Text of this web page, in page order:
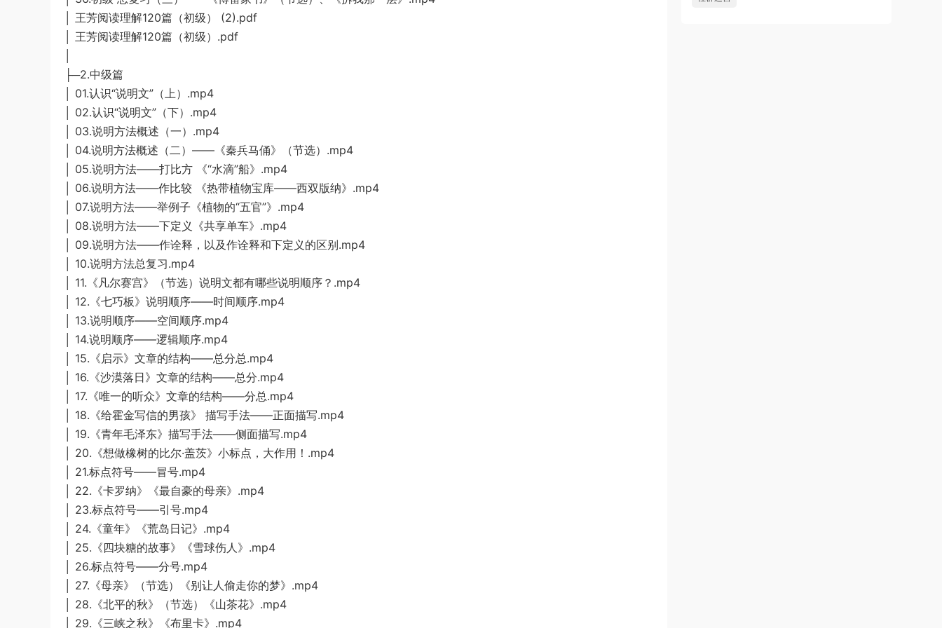
│ 王芳阅读理解120篇（初级） (2).pdf
│ 王芳阅读理解120篇（初级）.pdf
├─2.中级篇
│ 01.认识“说明文”（上）.mp4
│ 02.认识“说明文”（下）.mp4
│ 03.说明方法概述（一）.mp4
│ 04.说明方法概述（二）——《秦兵马俑》（节选）.mp4
│ 05.说明方法——打比方 《“水滴”船》.mp4
│ 06.说明方法——作比较 《热带植物宝库——西双版纳》.mp4
│ 07.说明方法——举例子《植物的“五官”》.mp4
│ 08.说明方法——下定义《共享单车》.mp4
│ 09.说明方法——作诠释，以及作诠释和下定义的区别.mp4
│ 10.说明方法总复习.mp4
│ 11.《凡尔赛宫》（节选）说明文都有哪些说明顺序？.mp4
│ 12.《七巧板》说明顺序——时间顺序.mp4
│ 13.说明顺序——空间顺序.mp4
│ 14.说明顺序——逻辑顺序.mp4
│ 15.《启示》文章的结构——总分总.mp4
│ 16.《沙漠落日》文章的结构——总分.mp4
│ 17.《唯一的听众》文章的结构——分总.mp4
│ 18.《给霍金写信的男孩》 描写手法——正面描写.mp4
│ 19.《青年毛泽东》描写手法——侧面描写.mp4
│ 20.《想做橡树的比尔·盖茨》小标点，大作用！.mp4
│ 21.标点符号——冒号.mp4
│ 22.《卡罗纳》《最自豪的母亲》.mp4
│ 23.标点符号——引号.mp4
│ 24.《童年》《荒岛日记》.mp4
│ 25.《四块糖的故事》《雪球伤人》.mp4
│ 26.标点符号——分号.mp4
│ 27.《母亲》（节选）《别让人偷走你的梦》.mp4
│ 28.《北平的秋》（节选）《山茶花》.mp4
│ 29.《三峡之秋》《布里卡》.mp4